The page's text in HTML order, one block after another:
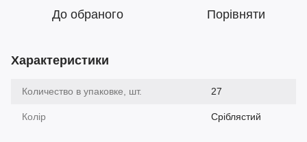
До обраного Порівняти
Характеристики
Количество в упаковке, шт. 27
Колір Сріблястий